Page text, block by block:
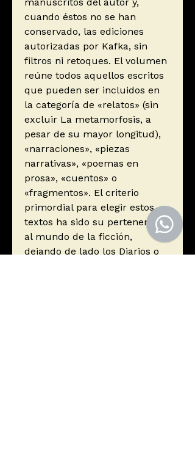
manuscritos del autor y,
cuando éstos no se han
conservado, las ediciones
autorizadas por Kafka, sin
filtros ni retoques. El volumen
reúne todos aquellos escritos
que pueden ser incluidos en
la categoría de «relatos» (sin
excluir La metamorfosis, a
pesar de su mayor longitud),
«narraciones», «piezas
narrativas», «poemas en
prosa», «cuentos» o
«fragmentos». El criterio
primordial para elegir estos
textos ha sido su pertenencia
al mundo de la ficción,
dejando de lado los Diarios o